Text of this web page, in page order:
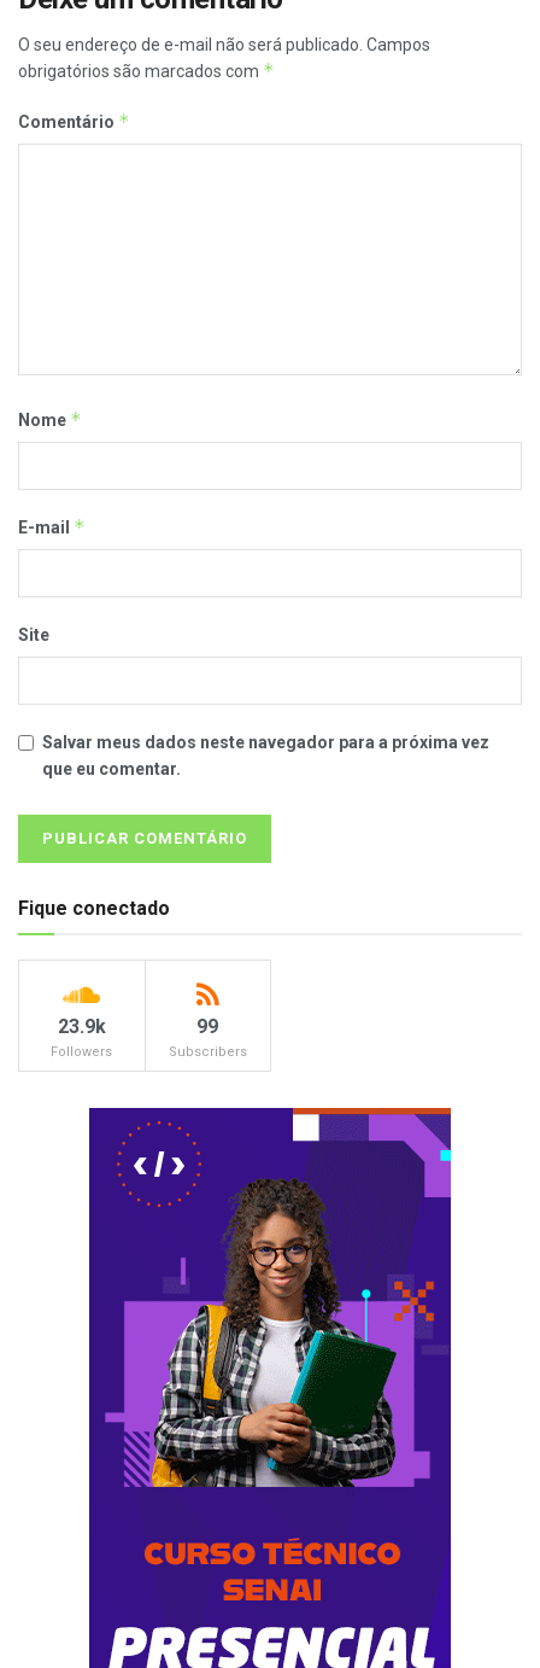
O seu endereço de e-mail não será publicado. Campos
obrigatórios são marcados com *
Comentário *
Nome *
E-mail *
Site
Salvar meus dados neste navegador para a próxima vez
que eu comentar.
Fique conectado
23.9k
Followers
99
Subscribers